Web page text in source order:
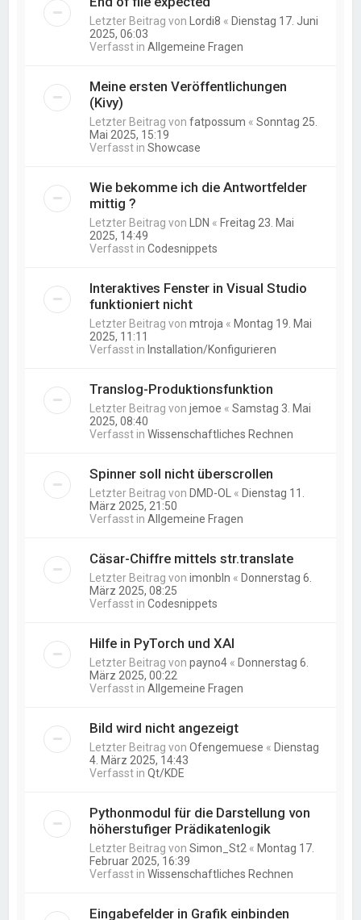
Letzter Beitrag von Lordi8 « Dienstag 17. Juni
2025, 06:03
Verfasst inAllgemeine Fragen
Meine ersten Veröffentlichungen
(Kivy)
Letzter Beitrag vonfatpossum «Sonntag 25.
Mai 2025, 15:19
Verfasst inShowcase
Wie bekomme ich die Antwortfelder
mittig ?
Letzter Beitrag von LDN « Freitag 23. Mai
2025, 14:49
Verfasst inCodesnippets
Interaktives Fenster in Visual Studio
funktioniert nicht
Letzter Beitrag vonmtroja « Montag 19. Mai
2025, 11:11
Verfasst in Installation/Konfigurieren
Translog-Produktionsfunktion
Letzter Beitrag vonjemoe «Samstag 3. Mai
2025, 08:40
Verfasst inWissenschaftliches Rechnen
Spinner soll nicht überscrollen
Letzter Beitrag von DMD-OL « Dienstag 11.
März 2025, 21:50
Verfasst inAllgemeine Fragen
Cäsar-Chiffre mittels str.translate
Letzter Beitrag vonimonbln « Donnerstag 6.
März 2025, 08:25
Verfasst inCodesnippets
Hilfe in PyTorch und XAI
Letzter Beitrag vonpayno4 « Donnerstag 6.
März 2025, 00:22
Verfasst inAllgemeine Fragen
Bild wird nicht angezeigt
Letzter Beitrag vonOfengemuese « Dienstag
4. März 2025, 14:43
Verfasst inQt/KDE
Pythonmodul für die Darstellung von
höherstufiger Prädikatenlogik
Letzter Beitrag vonSimon_St2 « Montag 17.
Februar 2025, 16:39
Verfasst inWissenschaftliches Rechnen
Eingabefelder in Grafik einbinden